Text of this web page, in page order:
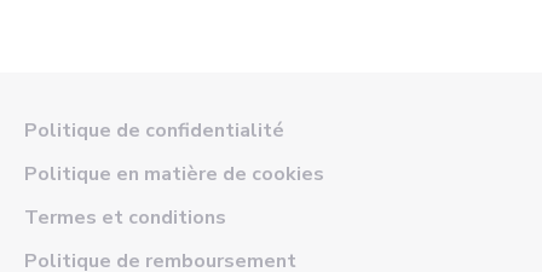
Politique de confidentialité
Politique en matière de cookies
Termes et conditions
Politique de remboursement